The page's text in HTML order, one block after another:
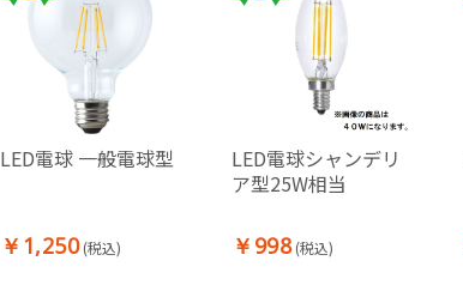
LED電球 一般電球型
￥1,250 (税込)
LED電球シャンデリ
ア型25W相当
￥998 (税込)